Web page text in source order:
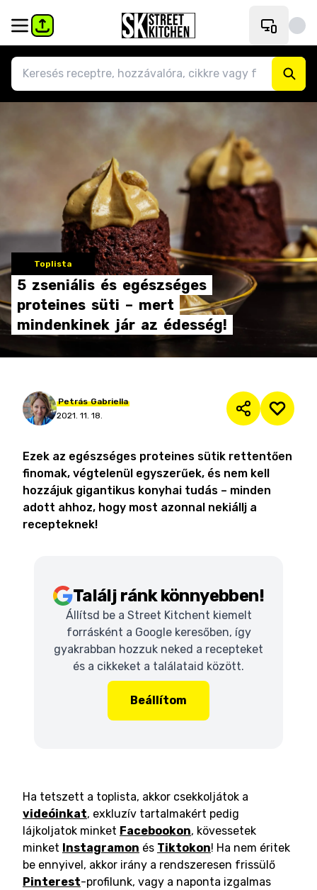
Toplista
5 zseniális és egészséges
proteines süti – mert
mindenkinek jár az édesség!
Petrás Gabriella
2021. 11. 18.
Ezek az egészséges proteines sütik rettentően
finomak, végtelenül egyszerűek, és nem kell
hozzájuk gigantikus konyhai tudás – minden
adott ahhoz, hogy most azonnal nekiállj a
recepteknek!
Találj ránk könnyebben!
Állítsd be a Street Kitchent kiemelt
forrásként a Google keresőben, így
gyakrabban hozzuk neked a recepteket
és a cikkeket a találataid között.
Beállítom
Ha tetszett a toplista, akkor csekkoljátok a
videóinkat, exkluzív tartalmakért pedig
lájkoljatok minket Facebookon, kövessetek
minket Instagramon és Tiktokon! Ha nem éritek
be ennyivel, akkor irány a rendszeresen frissülő
Pinterest-profilunk, vagy a naponta izgalmas